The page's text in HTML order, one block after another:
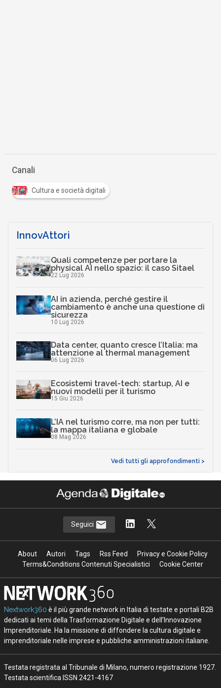
Canali
Cultura e società digitali
InnovAttori
Quali competenze per portare la
physical AI nello spazio: il caso Sitael
22 Lug 2026
AI in azienda, perché gestire il
cambiamento è anche una questione di
sicurezza
10 Lug 2026
Data center, quanto cresce l’Italia: ma
attenzione al thermal management
06 Lug 2026
Ecosistemi travel-tech: startup, AI e
nuovi modelli per il turismo
15 Giu 2026
L’IA nel turismo corre, ma non per tutti:
la mappa italiana e globale
08 Mag 2026
Vedi tutti gli approfondimenti >
Seguici
About Autori Tags Rss Feed
Privacy e Cookie Policy
Terms&Conditions Contenuti Specialistici
Cookie Center
Nextwork360 è il più grande network in Italia di testate e portali B2B
dedicati ai temi della Trasformazione Digitale e dell’Innovazione
Imprenditoriale. Ha la missione di diffondere la cultura digitale e
imprenditoriale nelle imprese e pubbliche amministrazioni italiane.
Testata registrata al Tribunale di Milano, numero registrazione 1927.
Testata scientifica ISSN 2421-4167